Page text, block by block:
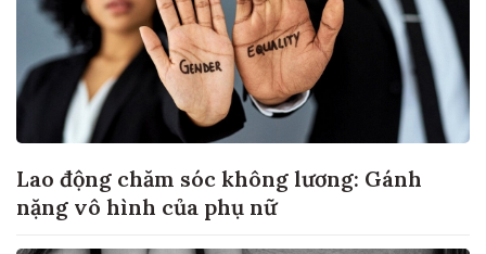
Lao động chăm sóc không lương: Gánh
nặng vô hình của phụ nữ